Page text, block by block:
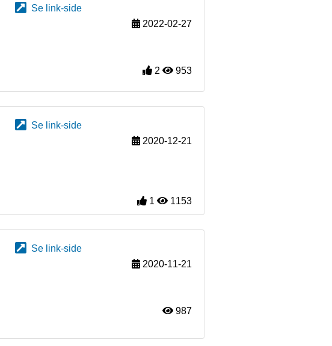
Se link-side
2022-02-27
2 953
Se link-side
2020-12-21
1 1153
Se link-side
2020-11-21
987